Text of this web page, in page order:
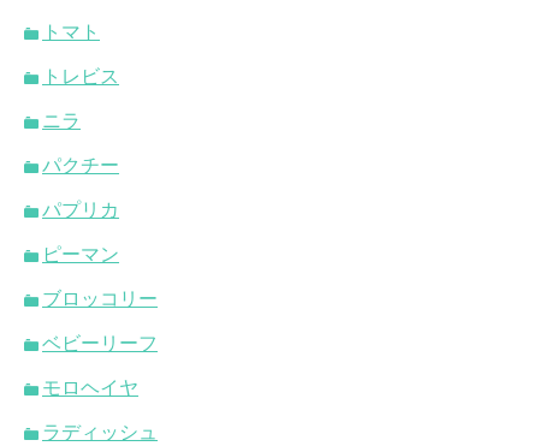
トマト
トレビス
ニラ
パクチー
パプリカ
ピーマン
ブロッコリー
ベビーリーフ
モロヘイヤ
ラディッシュ